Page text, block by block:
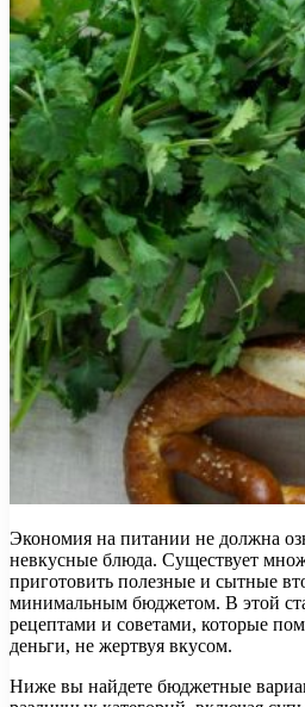
Экономия на питании не должна
невкусные блюда. Существует
приготовить полезные и сытные
минимальным бюджетом. В этой
рецептами и советами, которые
деньги, не жертвуя вкусом.
Ниже вы найдете бюджетные